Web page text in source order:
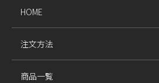
HOME
注文方法
商品一覧